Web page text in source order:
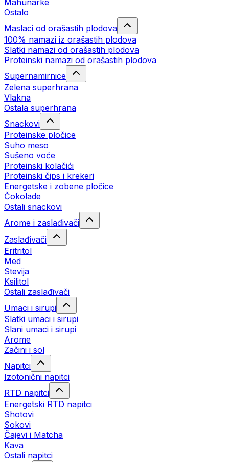
Mahunarke
Ostalo
Maslaci od orašastih plodova
100% namazi iz orašastih plodova
Slatki namazi od orašastih plodova
Proteinski namazi od orašastih plodova
Supernamirnice
Zelena superhrana
Vlakna
Ostala superhrana
Snackovi
Proteinske pločice
Suho meso
Sušeno voće
Proteinski kolačići
Proteinski čips i krekeri
Energetske i zobene pločice
Čokolade
Ostali snackovi
Arome i zaslađivači
Zaslađivači
Eritritol
Med
Stevija
Ksilitol
Ostali zaslađivači
Umaci i sirupi
Slatki umaci i sirupi
Slani umaci i sirupi
Arome
Začini i sol
Napitci
Izotonični napitci
RTD napitci
Energetski RTD napitci
Shotovi
Sokovi
Čajevi i Matcha
Kava
Ostali napitci